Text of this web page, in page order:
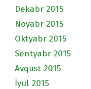
Dekabr 2015
Noyabr 2015
Oktyabr 2015
Sentyabr 2015
Avqust 2015
İyul 2015